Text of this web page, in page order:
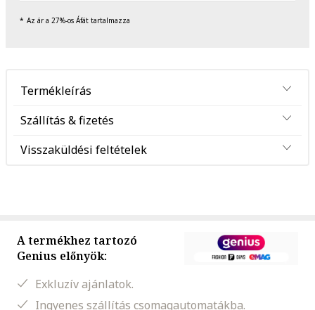
Az ár a 27%-os Áfát tartalmazza
Termékleírás
Szállítás & fizetés
Visszaküldési feltételek
A termékhez tartozó
Genius előnyök:
Exkluzív ajánlatok.
Ingyenes szállítás csomagautomatákba.